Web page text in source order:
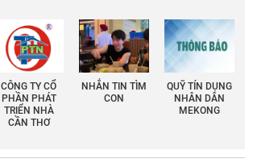
CÔNG TY CỔ
PHẦN PHÁT
TRIỂN NHÀ
CẦN THƠ
NHẮN TIN TÌM
CON
QUỸ TÍN DỤNG
NHÂN DÂN
MEKONG